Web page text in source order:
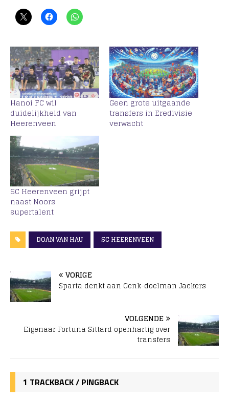
Hanoi FC wil
duidelijkheid van
Heerenveen
Geen grote uitgaande
transfers in Eredivisie
verwacht
SC Heerenveen grijpt
naast Noors
supertalent
DOAN VAN HAU SC HEERENVEEN
VORIGE
Sparta denkt aan Genk-doelman Jackers
VOLGENDE
Eigenaar Fortuna Sittard openhartig over
transfers
1 TRACKBACK / PINGBACK